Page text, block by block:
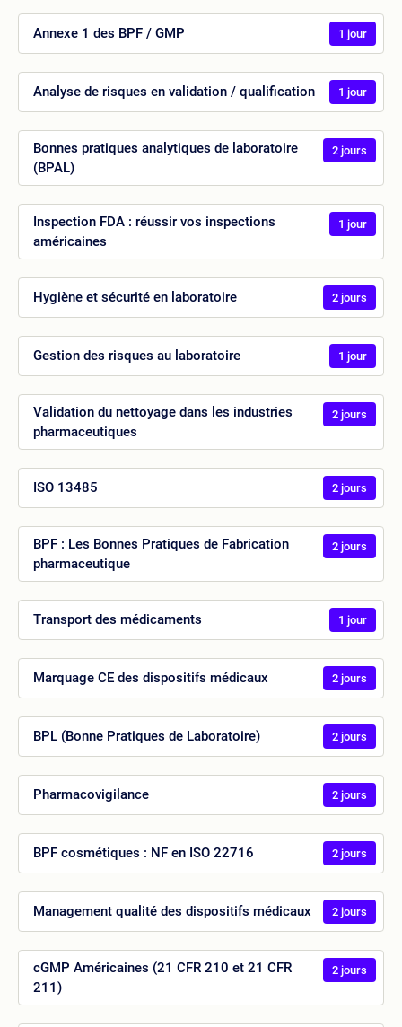
Annexe 1 des BPF / GMP 1 jour
Analyse de risques en validation / qualification 1 jour
Bonnes pratiques analytiques de laboratoire
(BPAL)
2 jours
Inspection FDA : réussir vos inspections
américaines
1 jour
Hygiène et sécurité en laboratoire 2 jours
Gestion des risques au laboratoire 1 jour
Validation du nettoyage dans les industries
pharmaceutiques
2 jours
ISO 13485 2 jours
BPF : Les Bonnes Pratiques de Fabrication
pharmaceutique
2 jours
Transport des médicaments 1 jour
Marquage CE des dispositifs médicaux 2 jours
BPL (Bonne Pratiques de Laboratoire) 2 jours
Pharmacovigilance 2 jours
BPF cosmétiques : NF en ISO 22716 2 jours
Management qualité des dispositifs médicaux 2 jours
cGMP Américaines (21 CFR 210 et 21 CFR
211)
2 jours